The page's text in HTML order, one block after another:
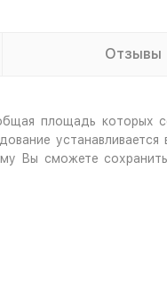
Отзывы
площадь которых
Вы сможете